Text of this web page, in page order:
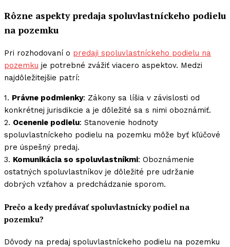
Rôzne aspekty predaja spoluvlastníckeho podielu
na pozemku
Pri rozhodovaní o predaji spoluvlastníckeho podielu na
pozemku je potrebné zvážiť viacero aspektov. Medzi
najdôležitejšie patrí:
1. Právne podmienky: Zákony sa líšia v závislosti od
konkrétnej jurisdikcie a je dôležité sa s nimi oboznámiť.
2. Ocenenie podielu: Stanovenie hodnoty
spoluvlastníckeho podielu na pozemku môže byť kľúčové
pre úspešný predaj.
3. Komunikácia so spoluvlastníkmi: Oboznámenie
ostatných spoluvlastníkov je dôležité pre udržanie
dobrých vzťahov a predchádzanie sporom.
Prečo a kedy predávať spoluvlastnícky podiel na
pozemku?
Dôvody na predaj spoluvlastníckeho podielu na pozemku